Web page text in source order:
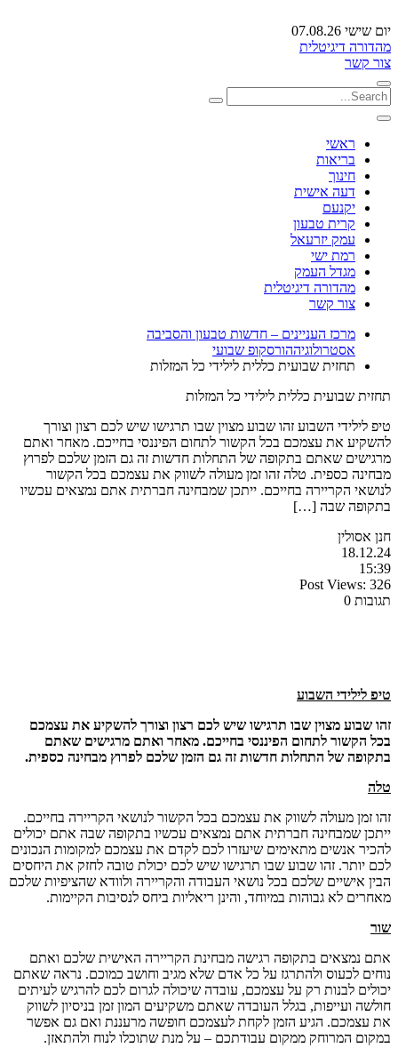
יום שישי 07.08.26
מהדורה דיגיטלית
צור קשר
ראשי
בריאות
חינוך
דעה אישית
יקנעם
קרית טבעון
עמק יזרעאל
רמת ישי
מגדל העמק
מהדורה דיגיטלית
צור קשר
מרכז העניינים – חדשות טבעון והסביבה
אסטרולוגיההורסקופ שבועי
תחזית שבועית כללית לילידי כל המזלות
תחזית שבועית כללית לילידי כל המזלות
טיפ לילידי השבוע זהו שבוע מצוין שבו תרגישו שיש לכם רצון וצורך
להשקיע את עצמכם בכל הקשור לתחום הפיננסי בחייכם. מאחר ואתם
מרגישים שאתם בתקופה של התחלות חדשות זה גם הזמן שלכם לפרוץ
מבחינה כספית. טלה זהו זמן מעולה לשווק את עצמכם בכל הקשור
לנושאי הקריירה בחייכם. ייתכן שמבחינה חברתית אתם נמצאים עכשיו
בתקופה שבה […]
חנן אסולין
18.12.24
15:39
Post Views: 326
תגובות 0
טיפ לילידי השבוע
זהו שבוע מצוין שבו תרגישו שיש לכם רצון וצורך להשקיע את עצמכם
בכל הקשור לתחום הפיננסי בחייכם. מאחר ואתם מרגישים שאתם
בתקופה של התחלות חדשות זה גם הזמן שלכם לפרוץ מבחינה כספית.
טלה
זהו זמן מעולה לשווק את עצמכם בכל הקשור לנושאי הקריירה בחייכם.
ייתכן שמבחינה חברתית אתם נמצאים עכשיו בתקופה שבה אתם יכולים
להכיר אנשים מתאימים שיעזרו לכם לקדם את עצמכם למקומות הנכונים
לכם יותר. זהו שבוע שבו תרגישו שיש לכם יכולת טובה לחזק את היחסים
הבין אישיים שלכם בכל נושאי העבודה והקריירה ולוודא שהציפיות שלכם
מאחרים לא גבוהות במיוחד, והינן ריאליות ביחס לנסיבות הקיימות.
שור
אתם נמצאים בתקופה רגישה מבחינת הקריירה האישית שלכם ואתם
נוחים לכעוס ולהתרגז על כל אדם שלא מגיב וחושב כמוכם. נראה שאתם
יכולים לבנות רק על עצמכם, עובדה שיכולה לגרום לכם להרגיש לעיתים
חולשה ועייפות, בגלל העובדה שאתם משקיעים המון זמן בניסיון לשווק
את עצמכם. הגיע הזמן לקחת לעצמכם חופשה מרעננת ואם גם אפשר
במקום המרוחק ממקום עבודתכם – על מנת שתוכלו לנוח ולהתאזן.